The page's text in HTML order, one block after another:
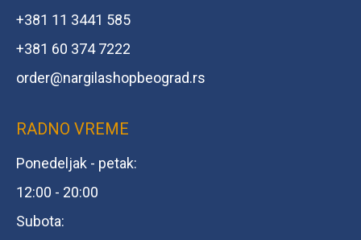
+381 11 3441 585
+381 60 374 7222
order@nargilashopbeograd.rs
RADNO VREME
Ponedeljak - petak:
12:00 - 20:00
Subota: